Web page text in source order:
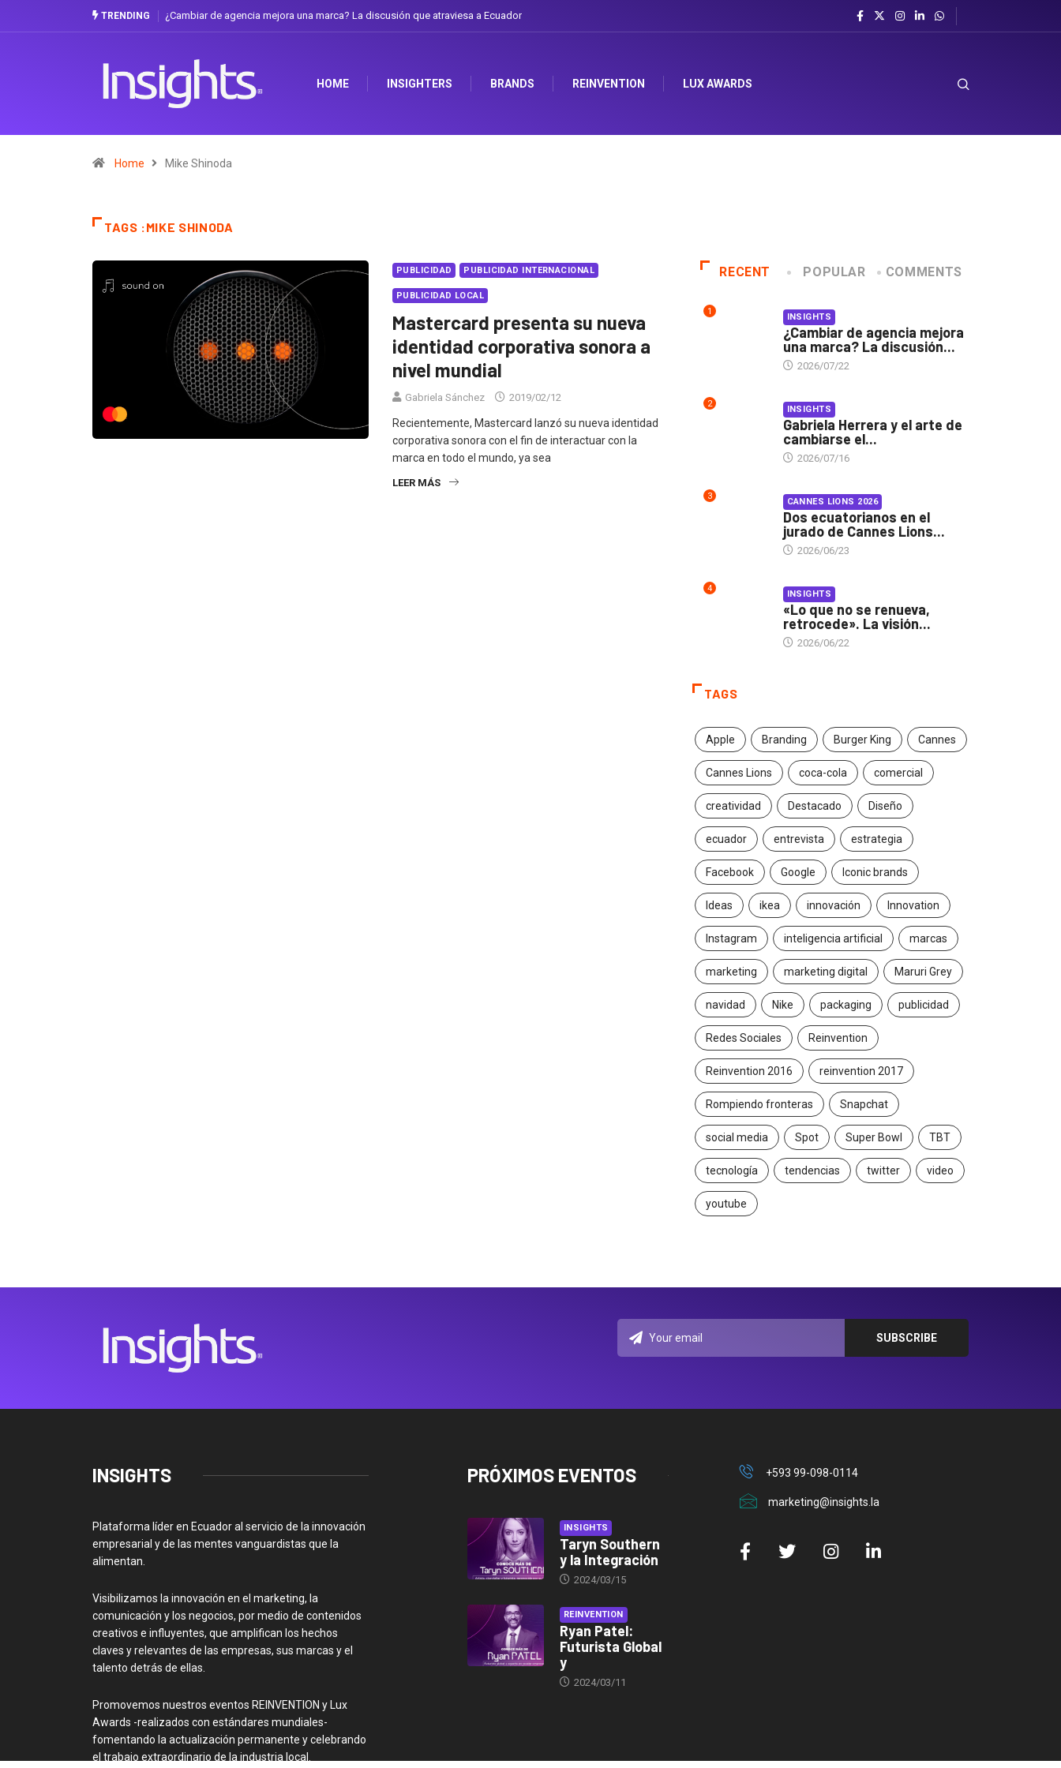
TRENDING ¿Cambiar de agencia mejora una marca? La discusión que atraviesa a Ecuador
HOME INSIGHTERS BRANDS REINVENTION LUX AWARDS
Home Mike Shinoda
TAGS :MIKE SHINODA
PUBLICIDAD PUBLICIDAD INTERNACIONAL
PUBLICIDAD LOCAL
Mastercard presenta su nueva
identidad corporativa sonora a
nivel mundial
Gabriela Sánchez 2019/02/12
Recientemente, Mastercard lanzó su nueva identidad
corporativa sonora con el fin de interactuar con la
marca en todo el mundo, ya sea
LEER MÁS
RECENT POPULAR COMMENTS
1 INSIGHTS
¿Cambiar de agencia mejora
una marca? La discusión...
2026/07/22
2 INSIGHTS
Gabriela Herrera y el arte de
cambiarse el...
2026/07/16
3 CANNES LIONS 2026
Dos ecuatorianos en el
jurado de Cannes Lions...
2026/06/23
4 INSIGHTS
«Lo que no se renueva,
retrocede». La visión...
2026/06/22
TAGS
Apple Branding Burger King Cannes
Cannes Lions coca-cola comercial
creatividad Destacado Diseño
ecuador entrevista estrategia
Facebook Google Iconic brands
Ideas ikea innovación Innovation
Instagram inteligencia artificial marcas
marketing marketing digital Maruri Grey
navidad Nike packaging publicidad
Redes Sociales Reinvention
Reinvention 2016 reinvention 2017
Rompiendo fronteras Snapchat
social media Spot Super Bowl TBT
tecnología tendencias twitter video
youtube
INSIGHTS
Plataforma líder en Ecuador al servicio de la innovación
empresarial y de las mentes vanguardistas que la
alimentan.
Visibilizamos la innovación en el marketing, la
comunicación y los negocios, por medio de contenidos
creativos e influyentes, que amplifican los hechos
claves y relevantes de las empresas, sus marcas y el
talento detrás de ellas.
Promovemos nuestros eventos REINVENTION y Lux
Awards -realizados con estándares mundiales-
fomentando la actualización permanente y celebrando
el trabajo extraordinario de la industria local.
PRÓXIMOS EVENTOS
INSIGHTS
Taryn Southern
y la Integración
2024/03/15
REINVENTION
Ryan Patel:
Futurista Global
y
2024/03/11
+593 99-098-0114
marketing@insights.la